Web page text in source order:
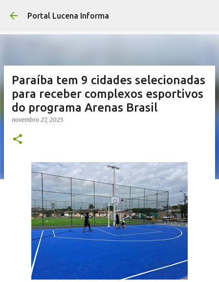
Portal Lucena Informa
Paraíba tem 9 cidades selecionadas
para receber complexos esportivos
do programa Arenas Brasil
novembro 27, 2025